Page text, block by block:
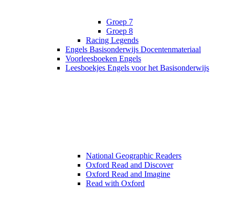
Groep 7
Groep 8
Racing Legends
Engels Basisonderwijs Docentenmateriaal
Voorleesboeken Engels
Leesboekjes Engels voor het Basisonderwijs
National Geographic Readers
Oxford Read and Discover
Oxford Read and Imagine
Read with Oxford